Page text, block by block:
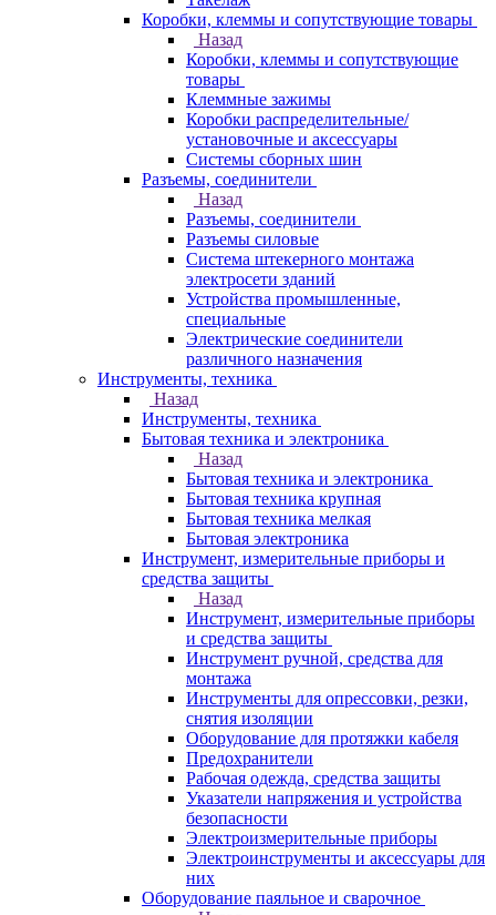
Коробки, клеммы и сопутствующие товары
Назад
Коробки, клеммы и сопутствующие
товары
Клеммные зажимы
Коробки распределительные/
установочные и аксессуары
Системы сборных шин
Разъемы, соединители
Назад
Разъемы, соединители
Разъемы силовые
Система штекерного монтажа
электросети зданий
Устройства промышленные,
специальные
Электрические соединители
различного назначения
Инструменты, техника
Назад
Инструменты, техника
Бытовая техника и электроника
Назад
Бытовая техника и электроника
Бытовая техника крупная
Бытовая техника мелкая
Бытовая электроника
Инструмент, измерительные приборы и
средства защиты
Назад
Инструмент, измерительные приборы
и средства защиты
Инструмент ручной, средства для
монтажа
Инструменты для опрессовки, резки,
снятия изоляции
Оборудование для протяжки кабеля
Предохранители
Рабочая одежда, средства защиты
Указатели напряжения и устройства
безопасности
Электроизмерительные приборы
Электроинструменты и аксессуары для
них
Оборудование паяльное и сварочное